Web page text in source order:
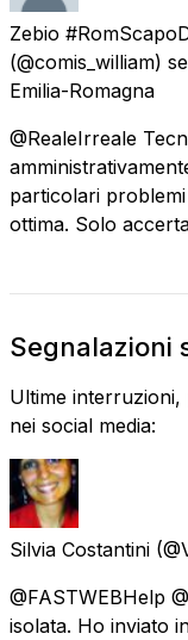
Zebio
(@comis_william)
Emilia-Romagna
@RealeIrreale
particolari
ottima. Solo
Segnalazioni
Ultime interruzioni,
nei social media:
Silvia Costantini
@FASTWEBHelp
isolata. Ho inviato